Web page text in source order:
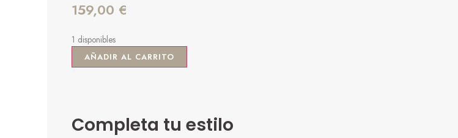
159,00 €
1 disponibles
AÑADIR AL CARRITO
Completa tu estilo